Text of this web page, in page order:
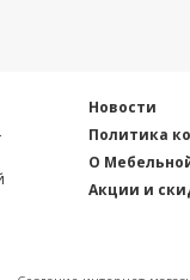
Новости
Политика
О
Акции и